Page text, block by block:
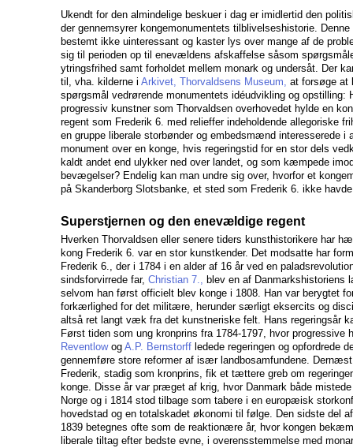
Ukendt for den almindelige beskuer i dag er imidlertid den
der gennemsyrer kongemonumentets tilblivelseshistorie.
bestemt ikke uinteressant og kaster lys over mange af de
sig til perioden op til enevældens afskaffelse såsom
ytringsfrihed samt forholdet mellem monark og undersåt. Der
til, vha. kilderne i Arkivet, Thorvaldsens Museum, at forsøge at
spørgsmål vedrørende monumentets idéudvikling og opstilling:
progressiv kunstner som Thorvaldsen overhovedet hylde en
regent som Frederik 6. med relieffer indeholdende allegoriske
en gruppe liberale storbønder og embedsmænd interesserede i
monument over en konge, hvis regeringstid for en stor dels
kaldt andet end ulykker ned over landet, og som kæmpede
bevægelser? Endelig kan man undre sig over, hvorfor et
på Skanderborg Slotsbanke, et sted som Frederik 6. ikke
Superstjernen og den enevældige regent
Hverken Thorvaldsen eller senere tiders kunsthistorikere har
kong Frederik 6. var en stor kunstkender. Det modsatte har
Frederik 6., der i 1784 i en alder af 16 år ved en
sindsforvirrede far, Christian 7., blev en af Danmarkshistoriens
selvom han først officielt blev konge i 1808. Han var berygtet
forkærlighed for det militære, herunder særligt eksercits og
altså ret langt væk fra det kunstneriske felt. Hans regeringsår
Først tiden som ung kronprins fra 1784-1797, hvor progressive
Reventlowog A.P. Bernstorff ledede regeringen og opfordrede
gennemføre store reformer af især landbosamfundene.
Frederik, stadig som kronprins, fik et tættere greb om
konge. Disse år var præget af krig, hvor Danmark både
Norge og i 1814 stod tilbage som tabere i en europæisk
hovedstad og en totalskadet økonomi til følge. Den sidste del
1839 betegnes ofte som de reaktionære år, hvor kongen
liberale tiltag efter bedste evne, i overensstemmelse med